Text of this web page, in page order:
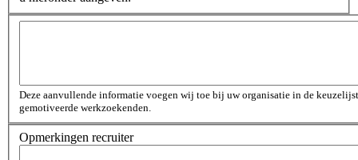
Deze aanvullende informatie voegen wij toe bij uw organisatie in de
gemotiveerde werkzoekenden.
Opmerkingen recruiter